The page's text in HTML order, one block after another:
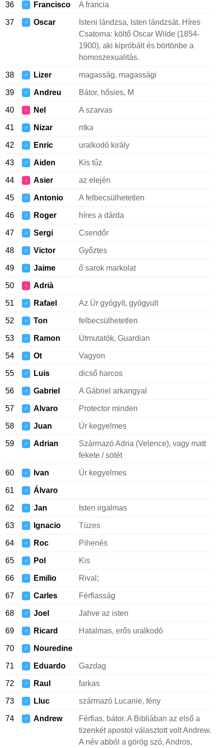
36 ♂ Francisco A francia
37 ♂ Oscar
Isteni lándzsa, Isten lándzsát. Híres
Csatorna: költő Oscar Wilde (1854-
1900), aki kipróbált és börtönbe a
homoszexualitás.
38 ♂ Lizer magasság, magassági
39 ♂ Andreu Bátor, hősies, M
40 ♀ Nel A szarvas
41 ♂ Nizar ritka
42 ♂ Enric uralkodó király
43 ♂ Aiden Kis tűz
44 ♀ Asier az elején
45 ♂ Antonio A felbecsülhetetlen
46 ♂ Roger híres a dárda
47 ♂ Sergi Csendőr
48 ♂ Victor Győztes
49 ♂ Jaime ő sarok markolat
50 ♀ Adrià
51 ♂ Rafael Az Úr gyógyít, gyógyult
52 ♂ Ton felbecsülhetetlen
53 ♂ Ramon Útmutatók, Guardian
54 ♂ Ot Vagyon
55 ♂ Luis dicső harcos
56 ♂ Gabriel A Gábriel arkangyal
57 ♂ Alvaro Protector minden
58 ♂ Juan Úr kegyelmes
59 ♂ Adrian
Származó Adria (Velence), vagy matt
fekete / sötét
60 ♂ Ivan Úr kegyelmes
61 ♂ Álvaro
62 ♂ Jan Isten irgalmas
63 ♂ Ignacio Tüzes
64 ♂ Roc Pihenés
65 ♂ Pol Kis
66 ♂ Emilio Rival;
67 ♂ Carles Férfiasság
68 ♂ Joel Jahve az isten
69 ♂ Ricard Hatalmas, erős uralkodó
70 ♂ Nouredine
71 ♂ Eduardo Gazdag
72 ♂ Raul farkas
73 ♂ Lluc származó Lucanie, fény
74 ♂ Andrew
Férfias, bátor. A Bibliában az első a
tizenkét apostol választott volt Andrew.
A név abból a görög szó, Andros,